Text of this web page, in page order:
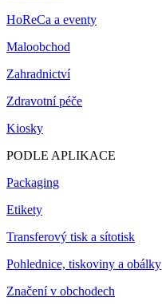
HoReCa a eventy
Maloobchod
Zahradnictví
Zdravotní péče
Kiosky
PODLE APLIKACE
Packaging
Etikety
Transferový tisk a sítotisk
Pohlednice, tiskoviny a obálky
Značení v obchodech